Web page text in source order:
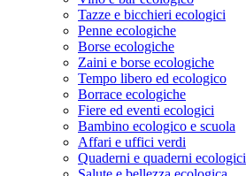
Tazze e bicchieri ecologici
Penne ecologiche
Borse ecologiche
Zaini e borse ecologiche
Tempo libero ed ecologico
Borrace ecologiche
Fiere ed eventi ecologici
Bambino ecologico e scuola
Affari e uffici verdi
Quaderni e quaderni ecologici